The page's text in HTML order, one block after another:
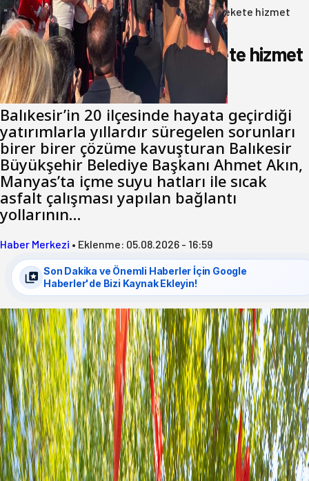
Anasayfa/Gündem/Akın: Benim derdim memlekete hizmet
hemşerim!
Akın: Benim derdim memlekete hizmet
hemşerim!
Balıkesir’in 20 ilçesinde hayata geçirdiği
yatırımlarla yıllardır süregelen sorunları
birer birer çözüme kavuşturan Balıkesir
Büyükşehir Belediye Başkanı Ahmet Akın,
Manyas’ta içme suyu hatları ile sıcak
asfalt çalışması yapılan bağlantı
yollarının…
Haber Merkezi • Eklenme: 05.08.2026 - 16:59
Son Dakika ve Önemli Haberler İçin Google
Haberler'de Bizi Kaynak Ekleyin!